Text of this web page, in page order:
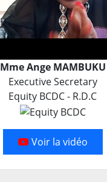
Mme Ange MAMBUKU
Executive Secretary
Equity BCDC - R.D.C
Voir la vidéo